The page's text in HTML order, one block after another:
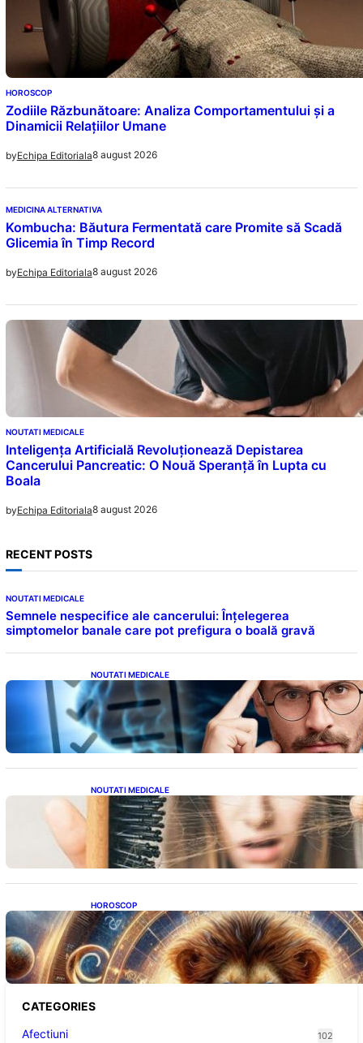
HOROSCOP
Zodiile Răzbunătoare: Analiza Comportamentului și a
Dinamicii Relațiilor Umane
byEchipa Editoriala8 august 2026
MEDICINA ALTERNATIVA
Kombucha: Băutura Fermentată care Promite să Scadă
Glicemia în Timp Record
byEchipa Editoriala8 august 2026
NOUTATI MEDICALE
Inteligența Artificială Revoluționează Depistarea
Cancerului Pancreatic: O Nouă Speranță în Lupta cu
Boala
byEchipa Editoriala8 august 2026
RECENT POSTS
NOUTATI MEDICALE
Semnele nespecifice ale cancerului: Înțelegerea
simptomelor banale care pot prefigura o boală gravă
NOUTATI MEDICALE
Inteligența dincolo de note: Semnele unui IQ
ridicat care nu țin de școală
NOUTATI MEDICALE
Semnele unei deficiențe de proteine:
Impactul asupra sănătății tale
HOROSCOP
Portalul Leului 8/8: Oportunități de
Abundență pentru Cinci Zodii în 2026
CATEGORIES
Afectiuni
102